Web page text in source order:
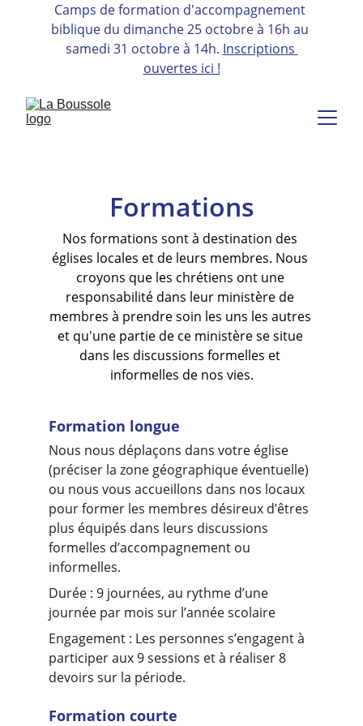
Camps de formation d'accompagnement
biblique du dimanche 25 octobre à 16h au
samedi 31 octobre à 14h. Inscriptions
ouvertes ici !
Formations
Nos formations sont à destination des
églises locales et de leurs membres. Nous
croyons que les chrétiens ont une
responsabilité dans leur ministère de
membres à prendre soin les uns les autres
et qu'une partie de ce ministère se situe
dans les discussions formelles et
informelles de nos vies.
Formation courte
Formation longue
Nous nous déplaçons dans votre église
(préciser la zone géographique éventuelle)
ou nous vous accueillons dans nos locaux
pour former les membres désireux d’êtres
plus équipés dans leurs discussions
formelles d’accompagnement ou
informelles.
Durée : 9 journées, au rythme d’une
journée par mois sur l’année scolaire
Engagement : Les personnes s’engagent à
participer aux 9 sessions et à réaliser 8
devoirs sur la période.